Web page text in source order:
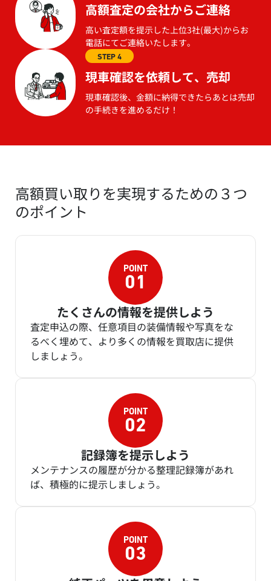
高額査定の会社からご連絡
高い査定額を提示した上位3社(最大)からお
電話にてご連絡いたします。
STEP 4
現車確認を依頼して、売却
現車確認後、金額に納得できたらあとは売却
の手続きを進めるだけ！
高額買い取りを実現するための３つ
のポイント
たくさんの情報を提供しよう
査定申込の際、任意項目の装備情報や写真をな
るべく埋めて、より多くの情報を買取店に提供
しましょう。
記録簿を提示しよう
メンテナンスの履歴が分かる整理記録簿があれ
ば、積極的に提示しましょう。